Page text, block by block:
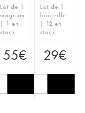
Lot de 1
magnum
| 1 en
stock
55€
Lot de 1
bouteille
| 12 en
stock
29€